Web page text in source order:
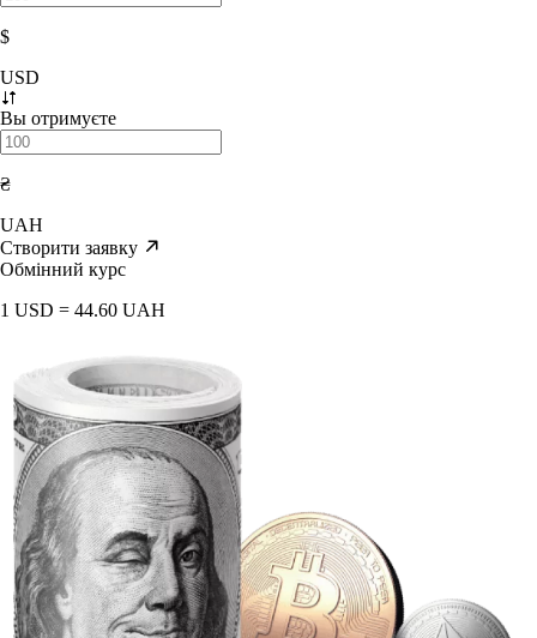
$
USD
Вы отримуєте
₴
UAH
Створити заявку
Обмінний курс
1 USD = 44.60 UAH